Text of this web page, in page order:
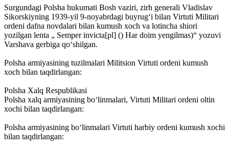
Surgundagi Polsha hukumati Bosh vaziri, zirh generali Vladislav
Sikorskiyning 1939-yil 9-noyabrdagi buyrugʻi bilan Virtuti Militari
ordeni dafna novdalari bilan kumush xoch va lotincha shiori
yozilgan lenta „ Semper invicta[pl] () Har doim yengilmas)“ yozuvi
Varshava gerbiga qoʻshilgan.
Polsha armiyasining tuzilmalari Militsion Virtuti ordeni kumush
xoch bilan taqdirlangan:
Polsha Xalq Respublikasi
Polsha xalq armiyasining boʻlinmalari, Virtuti Militari ordeni oltin
xochi bilan taqdirlangan:
Polsha armiyasining boʻlinmalari Virtuti harbiy ordeni kumush xochi
bilan taqdirlangan: